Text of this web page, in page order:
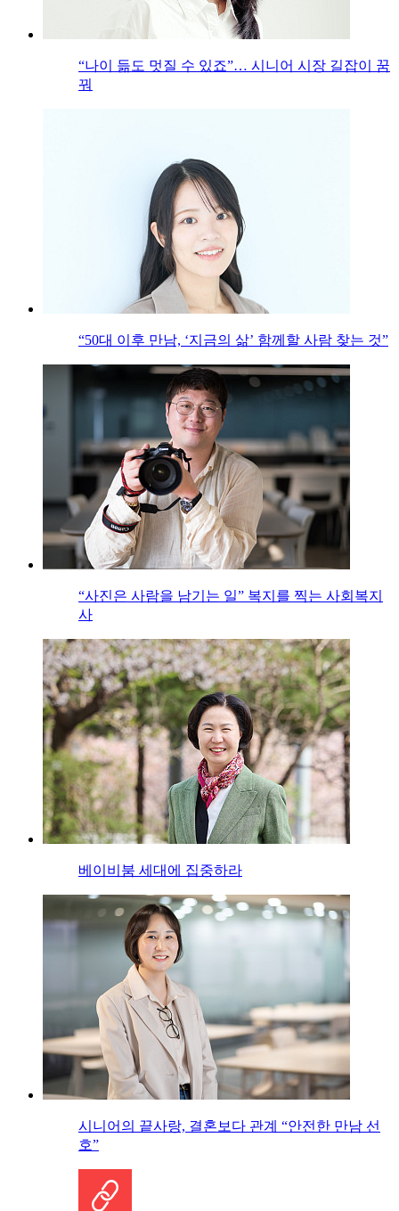
“나이 듦도 멋질 수 있죠”… 시니어 시장 길잡이 꿈
꿔
“50대 이후 만남, ‘지금의 삶’ 함께할 사람 찾는 것”
“사진은 사람을 남기는 일” 복지를 찍는 사회복지
사
베이비붐 세대에 집중하라
시니어의 끝사랑, 결혼보다 관계 “안전한 만남 선
호”